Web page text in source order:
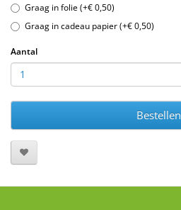
Graag in folie (+€ 0,50)
Graag in cadeau papier (+€ 0,50)
Aantal
Bestellen